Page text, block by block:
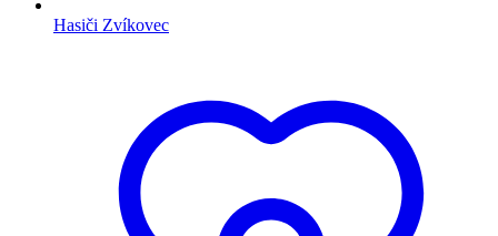
Hasiči Zvíkovec